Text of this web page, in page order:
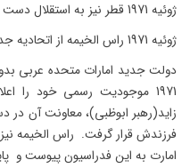
ژوئیه 1971 قطر نیز به استقلال دست یافت.
ژوئیه 1971 راس الخیمه از اتحادیه جدا شد.
دولت جدید امارات متحده عربی
1971 موجودیت رسمی خود را
زاید(رهبر ابوظبی)، معاونت آن
امارت به این فدراسیون پیوست و